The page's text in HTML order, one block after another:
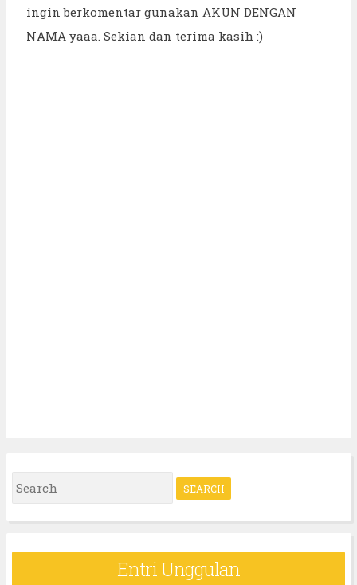
ingin berkomentar gunakan AKUN DENGAN
NAMA yaaa. Sekian dan terima kasih :)
S
e
r
Entri Unggulan